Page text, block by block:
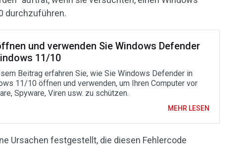
durchzuführen.
und verwenden Sie Windows Defender
11/10
Beitrag erfahren Sie, wie Sie Windows Defender in
11/10 öffnen und verwenden, um Ihren Computer vor
Spyware, Viren usw. zu schützen.
MEHR LESEN
Ursachen festgestellt, die diesen Fehlercode